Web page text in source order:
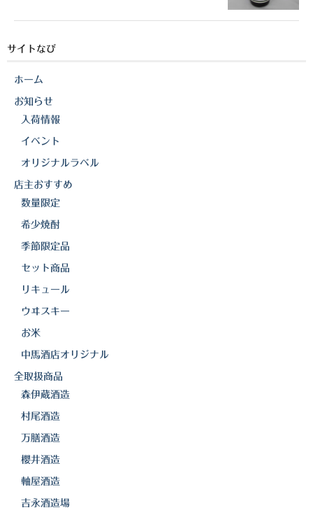
サイトなび
ホーム
お知らせ
入荷情報
イベント
オリジナルラベル
店主おすすめ
数量限定
希少焼酎
季節限定品
セット商品
リキュール
ウヰスキー
お米
中馬酒店オリジナル
全取扱商品
森伊蔵酒造
村尾酒造
万膳酒造
櫻井酒造
軸屋酒造
吉永酒造場